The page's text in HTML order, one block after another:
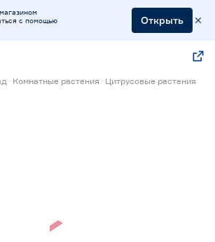
с помощью
Открыть
Комнатные растения Цитрусовые растения